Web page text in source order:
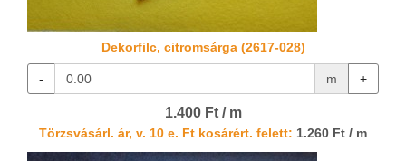
Dekorfilc, citromsárga (2617-028)
- m +
1.400 Ft / m
Törzsvásárl. ár, v. 10 e. Ft kosárért. felett: 1.260 Ft / m